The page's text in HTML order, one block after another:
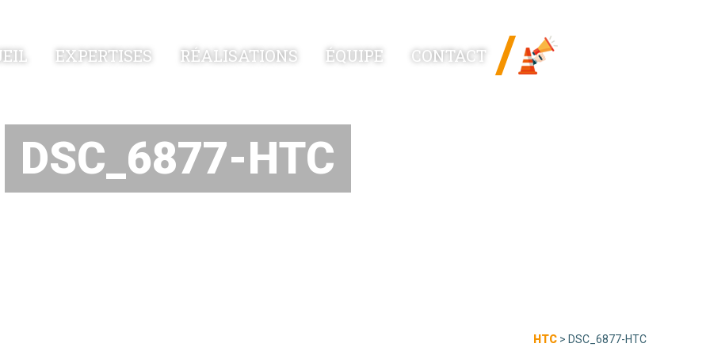
EXPERTISES RÉALISATIONS ÉQUIPE CONTACT
DSC_6877-HTC
HTC > DSC_6877-HTC